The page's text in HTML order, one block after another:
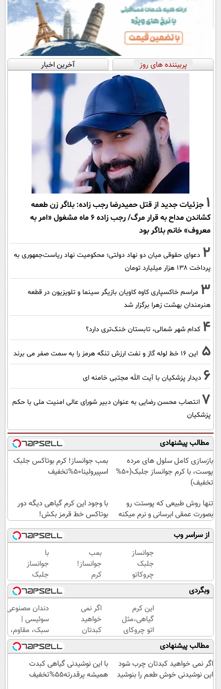
پربیننده های روز آخرین اخبار
1 جزئیات جدید از قتل حمیدرضا رجب زاده: بلاگر زن طعمه
کشاندن مداح به قرار مرگ/ رجب زاده 6 ماه مشغول «امر به
معروف» خانم بلاگر بود
2 دعوای حقوقی میان دو نهاد دولتی؛ محکومیت نهاد ریاست‌جمهوری به
پرداخت ۱۳۸ هزار میلیارد تومان
3 مراسم خاکسپاری کاوه کاویان بازیگر سینما و تلویزیون در قطعه
هنرمندان بهشت زهرا برگزار شد
4 کدام شهر شمالی، تابستان خنک‌تری دارد؟
5 این 16 خط لوله گاز و نفت ارزش تنگه هرمز را به سمت صفر می برند
6 دیدار پزشکیان با آیت الله مجتبی خامنه ای
7 انتصاب محسن رضایی به عنوان دبیر شورای عالی امنیت ملی با حکم
پزشکیان
مطالب پیشنهادی
بازسازی کامل سلول های مرده
پوست، با کرم جوانساز جلبک(50%
تخفیف)
بمب جوانساز! کرم بوتاکس جلبک
اسپیرولینا50%تخفیف
تنها روش طبیعی که پوستت رو
بصورت عمقی ابرسانی و نرم میکنه
با وجود این کرم گیاهی دیگه دور
بوتاکس خط قرمز بکش!
از سراسر وب
جوانساز
جلبک
چروکاتو
مثل اتو
صاف
میکنه
😍
بمب
جوانساز!
کرم
بوتاکس
جلبک
اسپیرولینا50%تخفیف
با
جوانساز
جلبک
عید
امسال
۱۰سال
جوون
تری
وبگردی
این کرم
گیاهی،مثل
اتو چروکای
پوستتوصاف
میکنه!50%تخفیف
اگر نمی
خواهید
کبدتان
چرب
شود این
نوشیدنی
خوش
دندان مصنوعی
سوئیسی |
سبک، مقاوم،
طبیعی! ویزیت
رایگان+پرداخت
اقساطی😍
مطالب پیشنهادی
اگر نمی خواهید کبدتان چرب شود
این نوشیدنی خوش طعم را بنوشید
با این نوشیدنی گیاهی کبدت
همیشه پرقدرته55%تخفیف